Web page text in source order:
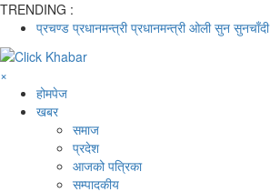
TRENDING :
प्रचण्ड प्रधानमन्त्री प्रधानमन्त्री ओली सुन सुनचाँदी
×
होमपेज
खबर
समाज
प्रदेश
आजको पत्रिका
सम्पादकीय